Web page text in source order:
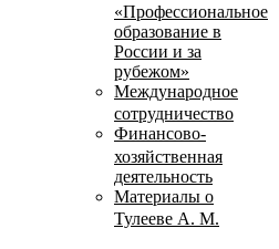
«Профессиональное
образование в
России и за
рубежом»
Международное
сотрудничество
Финансово-
хозяйственная
деятельность
Материалы о
Тулееве А. М.